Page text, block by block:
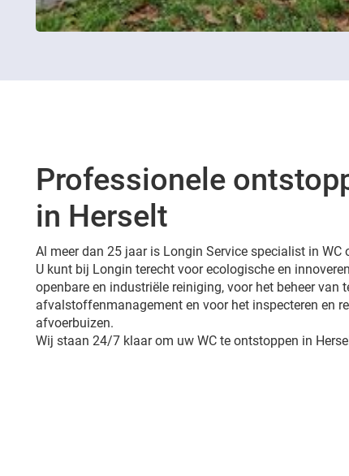
Professionele
in Herselt
Al meer dan 25 jaar is Longin Service specialist in WC
U kunt bij Longin terecht voor ecologische en
openbare en industriële reiniging, voor het beheer van
afvalstoffenmanagement en voor het inspecteren en
afvoerbuizen.
Wij staan 24/7 klaar om uw WC te ontstoppen in